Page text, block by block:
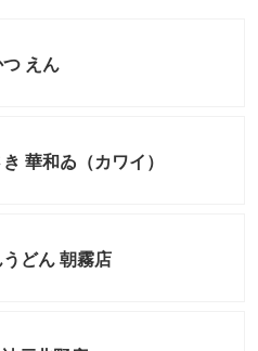
つ えん
華和ゐ（カワイ）
どん 朝霧店